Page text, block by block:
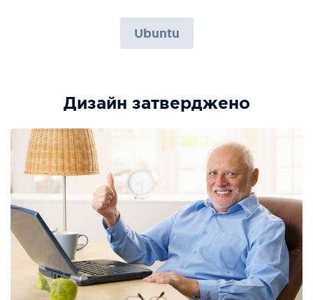
Ubuntu
Дизайн затверджено